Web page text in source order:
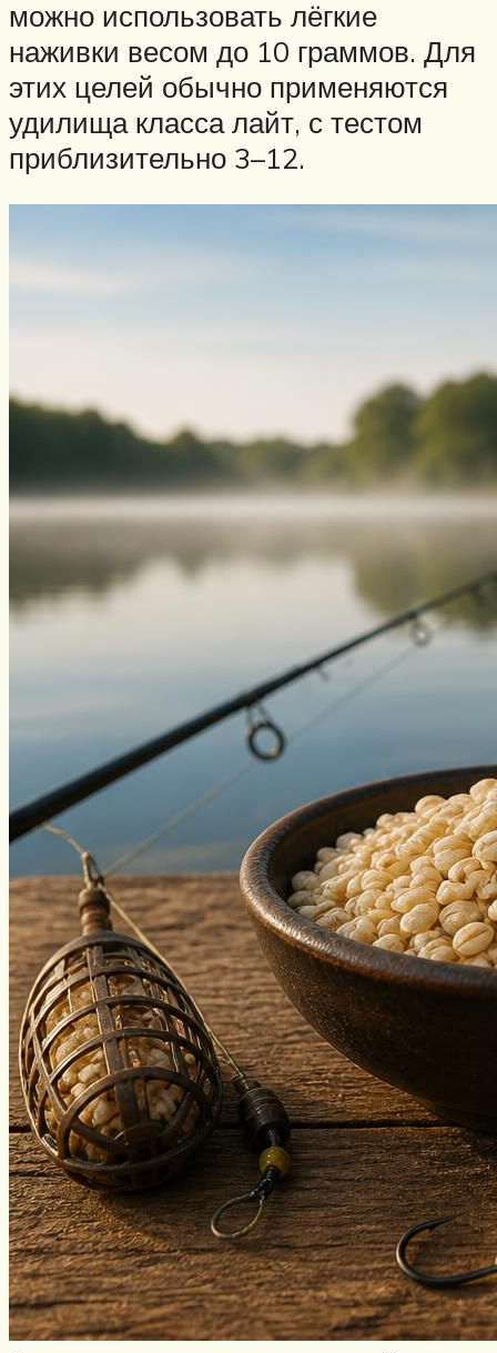
можно использовать лёгкие
наживки весом до 10 граммов. Для
этих целей обычно применяются
удилища класса лайт, с тестом
приблизительно 3–12.